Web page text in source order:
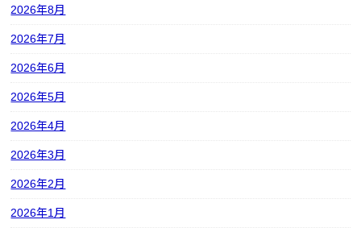
2026年8月
2026年7月
2026年6月
2026年5月
2026年4月
2026年3月
2026年2月
2026年1月